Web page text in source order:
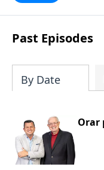
Past Episodes
By Date
Orar